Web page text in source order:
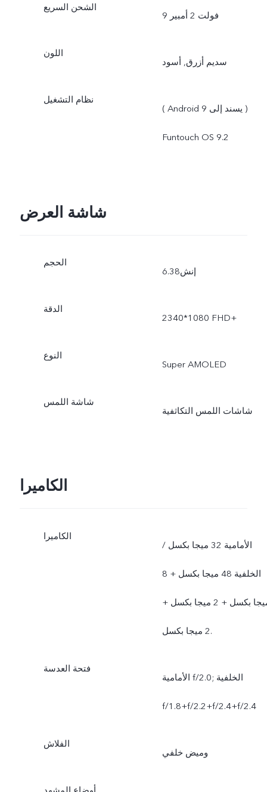
الشحن السريع
9 فولت 2 أمبير
اللون
سديم أزرق, أسود
نظام التشغيل
( Android 9 يسند إلى )
Funtouch OS 9.2
شاشة العرض
الحجم
6.38إنش
الدقة
2340*1080 FHD+
النوع
Super AMOLED
شاشة اللمس
شاشات اللمس التكاثفية
الكاميرا
الكاميرا
الأمامية 32 ميجا بكسل /
الخلفية 48 ميجا بكسل + 8
ميجا بكسل + 2 ميجا بكسل +
2 ميجا بكسل.
فتحة العدسة
الأمامية f/2.0; الخلفية
f/1.8+f/2.2+f/2.4+f/2.4
الفلاش
وميض خلفي